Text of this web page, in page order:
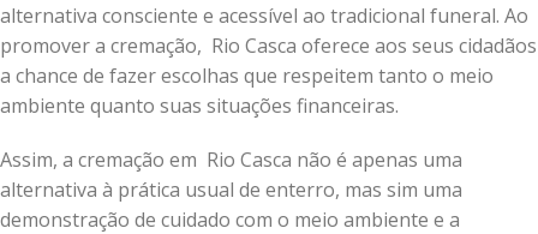
alternativa consciente e acessível ao tradicional funeral. Ao
promover a cremação, Rio Casca oferece aos seus cidadãos
a chance de fazer escolhas que respeitem tanto o meio
ambiente quanto suas situações financeiras.
Assim, a cremação em Rio Casca não é apenas uma
alternativa à prática usual de enterro, mas sim uma
demonstração de cuidado com o meio ambiente e a